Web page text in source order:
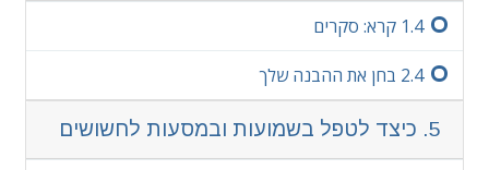
4.‏1 קרא: סקרים
4.‏2 בחן את ההבנה שלך
5. כיצד לטפל בשמועות ובמסעות לחשושים